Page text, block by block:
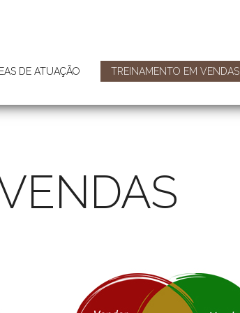
DE ATUAÇÃO TREINAMENTO EM VENDAS